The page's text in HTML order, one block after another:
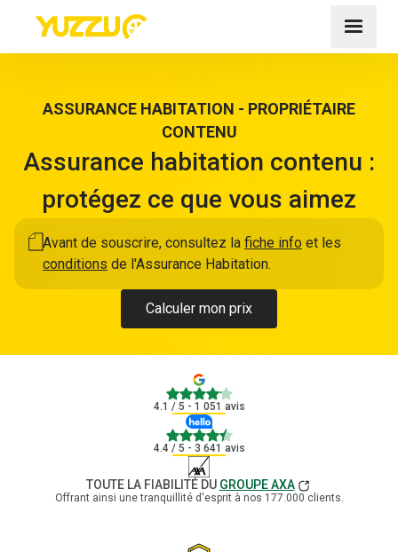
ASSURANCE HABITATION - PROPRIÉTAIRE
CONTENU
Assurance habitation contenu :
protégez ce que vous aimez
Avant de souscrire, consultez la fiche info et les
conditions de l'Assurance Habitation.
Calculer mon prix
4.1
4.1 / 5 - 1 051 avis
4.4
4.4 / 5 - 3 641 avis
TOUTE LA FIABILITÉ DU GROUPE AXA
Offrant ainsi une tranquillité d'esprit à nos 177.000 clients.